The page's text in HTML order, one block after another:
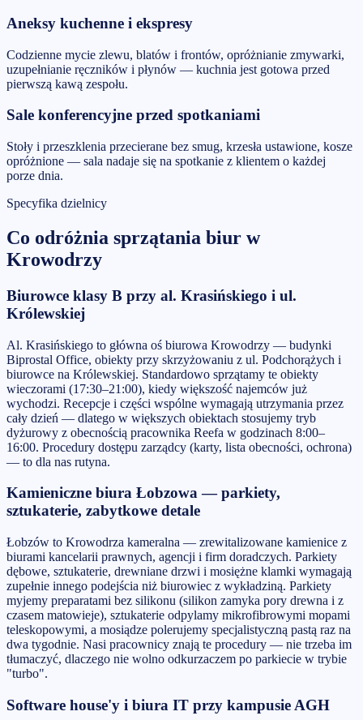
Aneksy kuchenne i ekspresy
Codzienne mycie zlewu, blatów i frontów, opróżnianie zmywarki,
uzupełnianie ręczników i płynów — kuchnia jest gotowa przed
pierwszą kawą zespołu.
Sale konferencyjne przed spotkaniami
Stoły i przeszklenia przecierane bez smug, krzesła ustawione, kosze
opróżnione — sala nadaje się na spotkanie z klientem o każdej
porze dnia.
Specyfika dzielnicy
Co odróżnia sprzątania biur w
Krowodrzy
Biurowce klasy B przy al. Krasińskiego i ul.
Królewskiej
Al. Krasińskiego to główna oś biurowa Krowodrzy — budynki
Biprostal Office, obiekty przy skrzyżowaniu z ul. Podchorążych i
biurowce na Królewskiej. Standardowo sprzątamy te obiekty
wieczorami (17:30–21:00), kiedy większość najemców już
wychodzi. Recepcje i części wspólne wymagają utrzymania przez
cały dzień — dlatego w większych obiektach stosujemy tryb
dyżurowy z obecnością pracownika Reefa w godzinach 8:00–
16:00. Procedury dostępu zarządcy (karty, lista obecności, ochrona)
— to dla nas rutyna.
Kamieniczne biura Łobzowa — parkiety,
sztukaterie, zabytkowe detale
Łobzów to Krowodrza kameralna — zrewitalizowane kamienice z
biurami kancelarii prawnych, agencji i firm doradczych. Parkiety
dębowe, sztukaterie, drewniane drzwi i mosiężne klamki wymagają
zupełnie innego podejścia niż biurowiec z wykładziną. Parkiety
myjemy preparatami bez silikonu (silikon zamyka pory drewna i z
czasem matowieje), sztukaterie odpylamy mikrofibrowymi mopami
teleskopowymi, a mosiądze polerujemy specjalistyczną pastą raz na
dwa tygodnie. Nasi pracownicy znają te procedury — nie trzeba im
tłumaczyć, dlaczego nie wolno odkurzaczem po parkiecie w trybie
"turbo".
Software house'y i biura IT przy kampusie AGH